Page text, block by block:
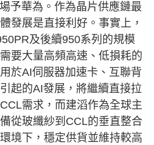
予華為。作為晶片供應鏈最
發展是直接利好。事實上，
及後續950系列的規模
要大量高頻高速、低損耗的
於AI伺服器加速卡、互聯背
起的AI發展，將繼續直接拉
需求，而建滔作為全球主
從玻纖紗到CCL的垂直整合
境下，穩定供貨並維持較高